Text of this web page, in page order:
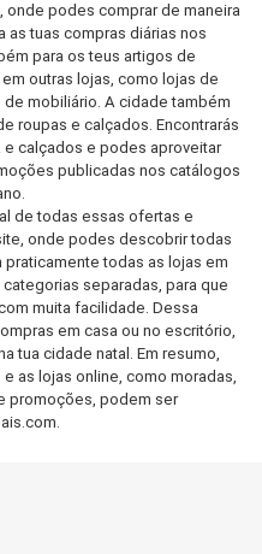
podes comprar de maneira
as tuas compras diárias nos
para os teus artigos de
outras lojas, como lojas de
mobiliário. A cidade também
roupas e calçados. Encontrarás
e calçados e podes aproveitar
publicadas nos catálogos
de todas essas ofertas e
onde podes descobrir todas
todas as lojas em
separadas, para que
muita facilidade. Dessa
em casa ou no escritório,
tua cidade natal. Em resumo,
as lojas online, como moradas,
promoções, podem ser